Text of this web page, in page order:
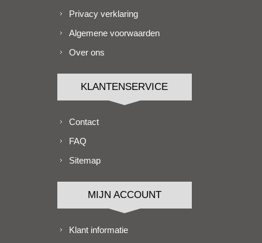
Privacy verklaring
Algemene voorwaarden
Over ons
KLANTENSERVICE
Contact
FAQ
Sitemap
MIJN ACCOUNT
Klant informatie